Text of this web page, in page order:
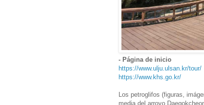
- Página de inicio
https://www.ulju.ulsan.kr/tour/
https://www.khs.go.kr/
Los petroglifos (figuras,
media del arroyo